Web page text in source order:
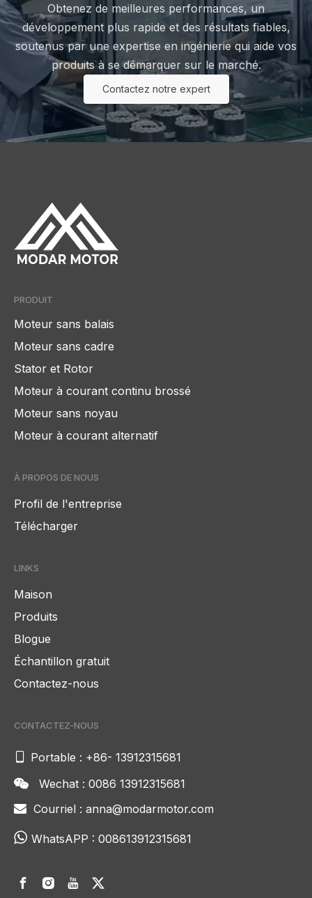
Obtenez de meilleures performances, un
développement plus rapide et des résultats fiables,
soutenus par une expertise en ingénierie qui aide vos
produits à se démarquer sur le marché.
Contactez notre expert
PRODUIT
Moteur sans balais
Moteur sans cadre
Stator et Rotor
Moteur à courant continu brossé
Moteur sans noyau
Moteur à courant alternatif
À PROPOS DE NOUS
Profil de l'entreprise
Télécharger
LINKS
Maison
Produits
Blogue
Échantillon gratuit
Contactez-nous
CONTACTEZ-NOUS
 Portable : +86- 13912315681
 Wechat : 0086 13912315681
 Courriel : anna@modarmotor.com
 WhatsAPP : 008613912315681